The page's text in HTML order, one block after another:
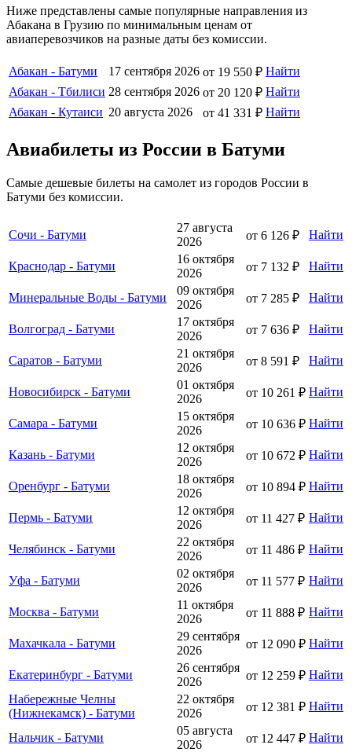
Ниже представлены самые популярные направления из
Абакана в Грузию по минимальным ценам от
авиаперевозчиков на разные даты без комиссии.
Абакан - Батуми 17 сентября 2026 от 19 550 ₽ Найти
Абакан - Тбилиси 28 сентября 2026 от 20 120 ₽ Найти
Абакан - Кутаиси 20 августа 2026 от 41 331 ₽ Найти
Авиабилеты из России в Батуми
Самые дешевые билеты на самолет из городов России в
Батуми без комиссии.
Сочи - Батуми
27 августа
2026
от 6 126 ₽ Найти
Краснодар - Батуми
16 октября
2026
от 7 132 ₽ Найти
Минеральные Воды - Батуми
09 октября
2026
от 7 285 ₽ Найти
Волгоград - Батуми
17 октября
2026
от 7 636 ₽ Найти
Саратов - Батуми
21 октября
2026
от 8 591 ₽ Найти
Новосибирск - Батуми
01 октября
2026
от 10 261 ₽ Найти
Самара - Батуми
15 октября
2026
от 10 636 ₽ Найти
Казань - Батуми
12 октября
2026
от 10 672 ₽ Найти
Оренбург - Батуми
18 октября
2026
от 10 894 ₽ Найти
Пермь - Батуми
12 октября
2026
от 11 427 ₽ Найти
Челябинск - Батуми
22 октября
2026
от 11 486 ₽ Найти
Уфа - Батуми
02 октября
2026
от 11 577 ₽ Найти
Москва - Батуми
11 октября
2026
от 11 888 ₽ Найти
Махачкала - Батуми
29 сентября
2026
от 12 090 ₽ Найти
Екатеринбург - Батуми
26 сентября
2026
от 12 259 ₽ Найти
Набережные Челны
(Нижнекамск) - Батуми
22 октября
2026
от 12 381 ₽ Найти
Нальчик - Батуми
05 августа
2026
от 12 447 ₽ Найти